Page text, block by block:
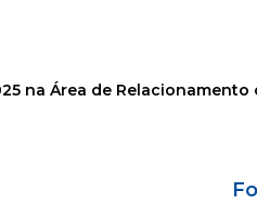
na Área de